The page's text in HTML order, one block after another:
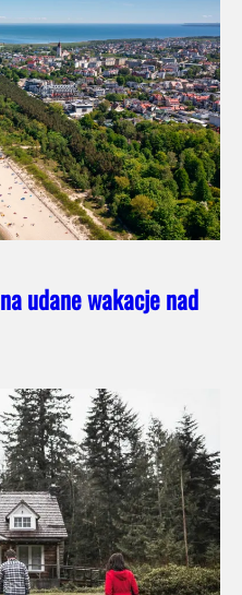
udane wakacje nad